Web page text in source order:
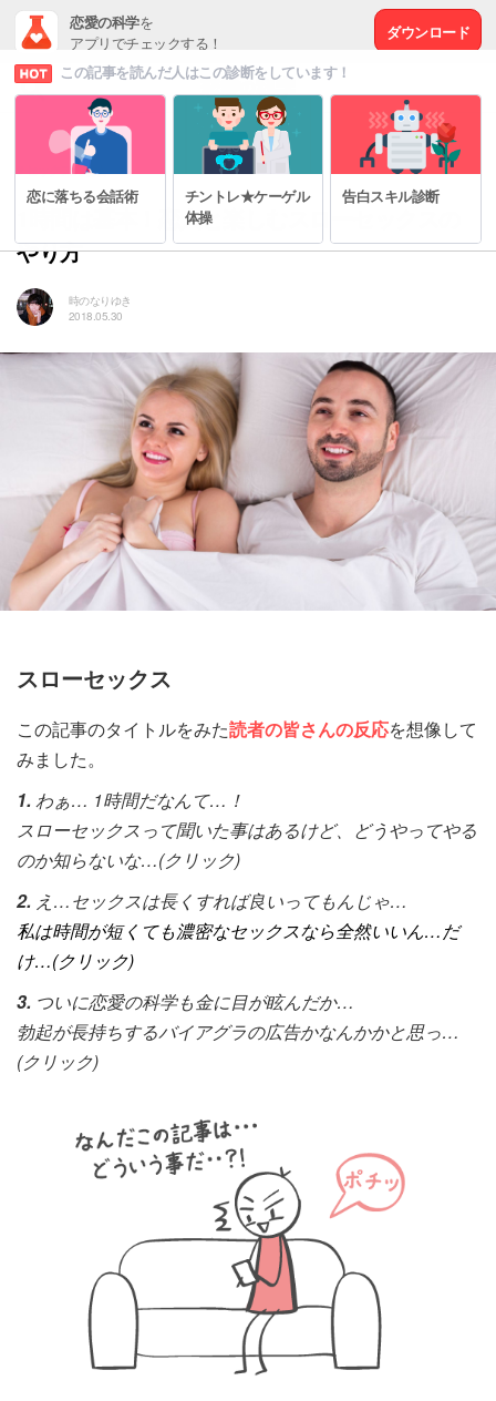
恋愛の科学を
アプリでチェックする！
ダウンロード
# セックスの秘密
1時間は基本！恋人と楽しむスローセックスの
やり方
時のなりゆき
2018.05.30
スローセックス
この記事のタイトルをみた読者の皆さんの反応を想像して
みました。
1. わぁ… 1時間だなんて…！
スローセックスって聞いた事はあるけど、どうやってやる
のか知らないな…(クリック)
2. え…セックスは長くすれば良いってもんじゃ…
私は時間が短くても濃密なセックスなら全然いいん…だ
け…(クリック)
3. ついに恋愛の科学も金に目が眩んだか…
勃起が長持ちするバイアグラの広告かなんかかと思っ…
(クリック)
この記事を読んだ人はこの診断をしています！
恋に落ちる会話術
チントレ★ケーゲル
体操
告白スキル診断